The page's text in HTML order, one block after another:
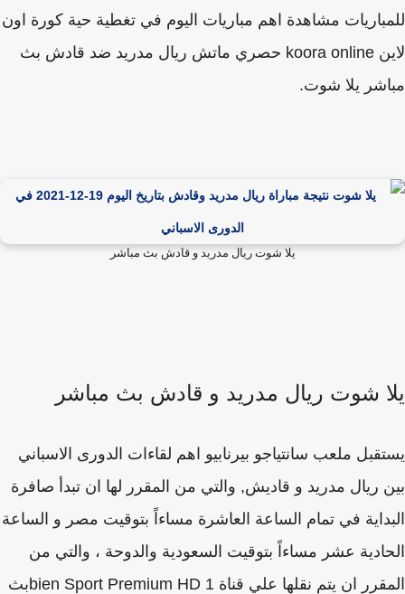
مشاهدة اهم مباريات اليوم في تغطية حية كورة اون
لاين koora online حصري ماتش ريال مدريد ضد قادش بث
يلا شوت.
يلا شوت ريال مدريد و قادش بث مباشر
شوت ريال مدريد و قادش بث مباشر
ملعب سانتياجو بيرنابيو اهم لقاءات الدورى الاسباني
ريال مدريد و قاديش, والتي من المقرر لها ان تبدأ صافرة
في تمام الساعة العاشرة مساءاً بتوقيت مصر و الساعة
عشر مساءاً بتوقيت السعودية والدوحة ، والتي من
المقرر ان يتم نقلها علي قناة bien Sport Premium HD 1بث